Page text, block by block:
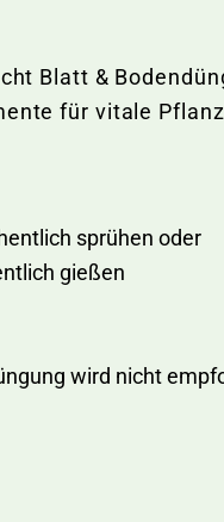
Blatt &
für vitale
sprühen oder
gießen
wird nicht